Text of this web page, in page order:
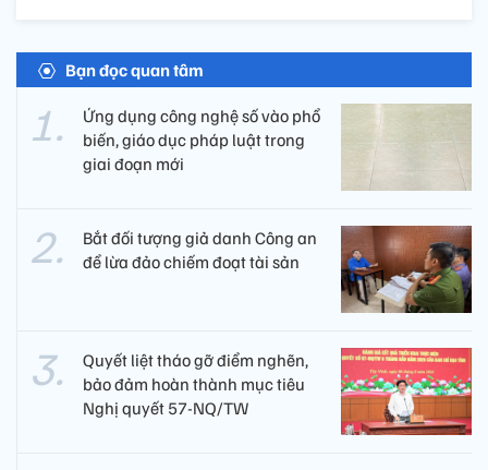
Bạn đọc quan tâm
Ứng dụng công nghệ số vào phổ
biến, giáo dục pháp luật trong
giai đoạn mới
Bắt đối tượng giả danh Công an
để lừa đảo chiếm đoạt tài sản
Quyết liệt tháo gỡ điểm nghẽn,
bảo đảm hoàn thành mục tiêu
Nghị quyết 57-NQ/TW